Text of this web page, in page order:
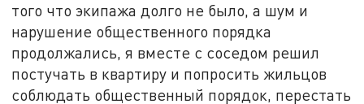
того что экипажа долго не было, а шум и
нарушение общественного порядка
продолжались, я вместе с соседом решил
постучать в квартиру и попросить жильцов
соблюдать общественный порядок, перестать